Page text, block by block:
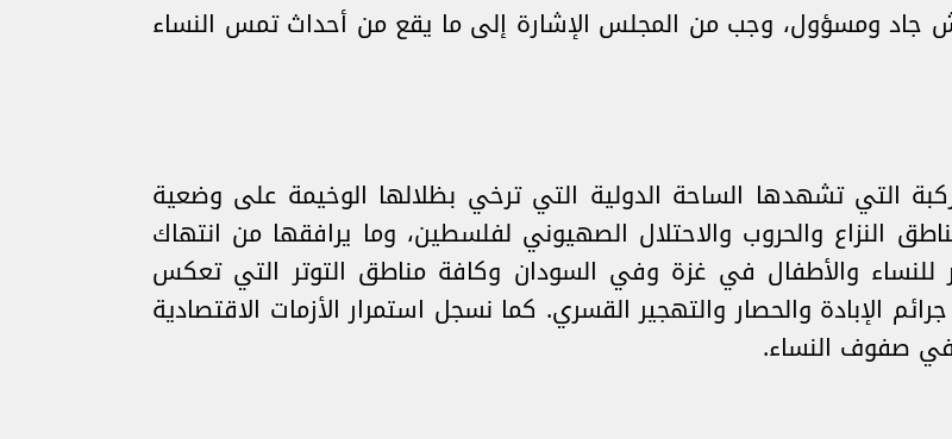
جاد ومسؤول، وجب من المجلس الإشارة إلى ما يقع من أحداث تمس النساء
التي تشهدها الساحة الدولية التي ترخي بظلالها الوخيمة على وضعية
النزاع والحروب والاحتلال الصهيوني لفلسطين، وما يرافقها من انتهاك
للنساء والأطفال في غزة وفي السودان وكافة مناطق التوتر التي تعكس
الإبادة والحصار والتهجير القسري. كما نسجل استمرار الأزمات الاقتصادية
صفوف النساء.